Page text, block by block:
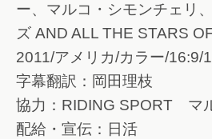
ー、マルコ・シモンチェリ
ズ AND ALL THE STARS
2011/アメリカ/カラー/16:9/
字幕翻訳：岡田理枝
協力：RIDING SPORT マ
配給・宣伝：日活